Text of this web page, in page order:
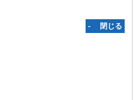
‐ 閉じる